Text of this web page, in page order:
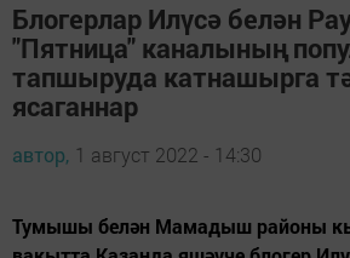
Блогерлар Илүсә белән
"Пятница" каналының
тапшыруда катнашырга
ясаганнар
автор, 1 август 2022 - 14:30
Тумышы белән Мамадыш районы